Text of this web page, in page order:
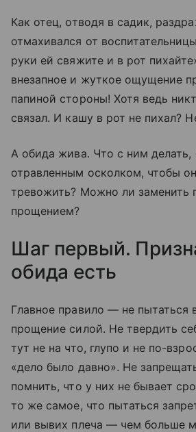
Как отец, отводя в садик,
отмахивался от
руки ей свяжите и в рот
внезапное и жуткое ощущение
папиной стороны! Хотя ведь
связал. И кашу в рот не пихал?
А обида жива. Что с ним делать,
отравленным осколком, чтобы
тревожить? Можно ли заменить
прощением?
Шаг первый.
обида есть
Главное правило — не пытаться
прощение силой. Не твердить
тут не на что, глупо и не по-
«дело было давно». Не
помнить, что у них не бывает
то же самое, что пытаться
или вывих плеча — чем больше